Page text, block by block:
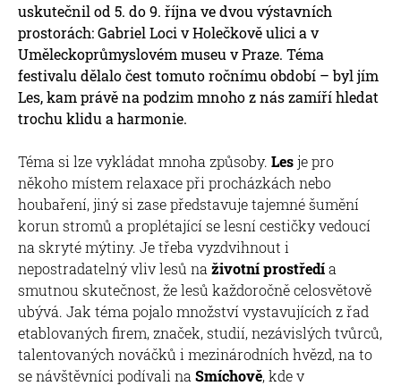
uskutečnil od 5. do 9. října ve dvou výstavních
prostorách: Gabriel Loci v Holečkově ulici a v
Uměleckoprůmyslovém museu v Praze. Téma
festivalu dělalo čest tomuto ročnímu období – byl jím
Les, kam právě na podzim mnoho z nás zamíří hledat
trochu klidu a harmonie.
Téma si lze vykládat mnoha způsoby. Lesje pro
někoho místem relaxace při procházkách nebo
houbaření, jiný si zase představuje tajemné šumění
korun stromů a proplétající se lesní cestičky vedoucí
na skryté mýtiny. Je třeba vyzdvihnout i
nepostradatelný vliv lesů na životní prostředía
smutnou skutečnost, že lesů každoročně celosvětově
ubývá. Jak téma pojalo množství vystavujících z řad
etablovaných firem, značek, studií, nezávislých tvůrců,
talentovaných nováčků i mezinárodních hvězd, na to
se návštěvníci podívali na Smíchově, kde v